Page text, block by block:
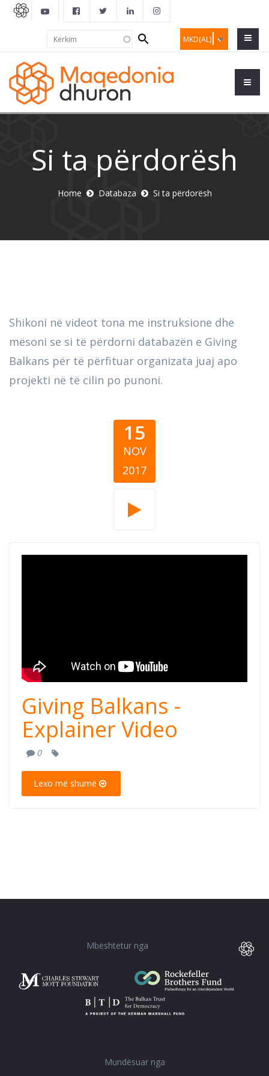
MKD(AL)
Search
form
Si ta përdorësh
Home Databaza Si ta përdorësh
Shikoni në videot tona me instruksione dhe
mësoni se si të përdorni databazën e Giving
Balkans për të përfituar organizata juaj apo
projekti në të cilin po punoni.
15
NOV
2017
Giving Balkans -
Explainer Video
0
Lexo më shumë
Mbështetur nga
Mundësuar nga